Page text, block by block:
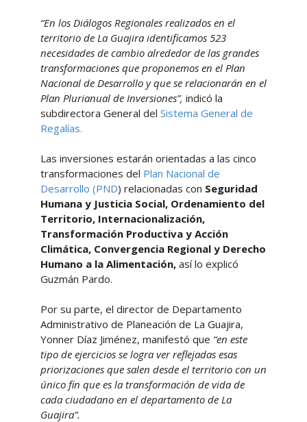
“En los Diálogos Regionales realizados en el
territorio de La Guajira identificamos 523
necesidades de cambio alrededor de las grandes
transformaciones que proponemos en el Plan
Nacional de Desarrollo y que se relacionarán en el
Plan Plurianual de Inversiones”, indicó la
subdirectora General del Sistema General de
Regalías.
Las inversiones estarán orientadas a las cinco
transformaciones del Plan Nacional de
Desarrollo (PND) relacionadas con Seguridad
Humana y Justicia Social, Ordenamiento del
Territorio, Internacionalización,
Transformación Productiva y Acción
Climática, Convergencia Regional y Derecho
Humano a la Alimentación,así lo explicó
Guzmán Pardo.
Por su parte, el director de Departamento
Administrativo de Planeación de La Guajira,
Yonner Díaz Jiménez, manifestó que “en este
tipo de ejercicios se logra ver reflejadas esas
priorizaciones que salen desde el territorio con un
único fin que es la transformación de vida de
cada ciudadano en el departamento de La
Guajira”.